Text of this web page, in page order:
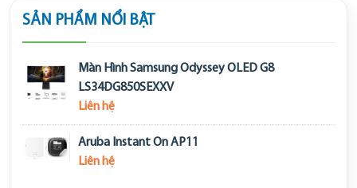
SẢN PHẨM NỔI BẬT
Màn Hình Samsung Odyssey OLED G8
LS34DG850SEXXV
Liên hệ
Aruba Instant On AP11
Liên hệ